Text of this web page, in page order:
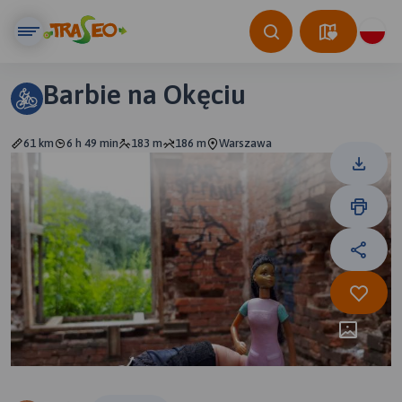
Barbie na Okęciu
61 km 6 h 49 min 183 m 186 m Warszawa